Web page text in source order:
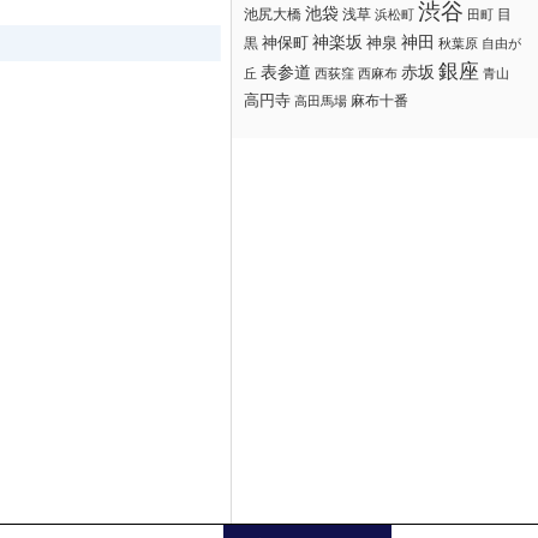
池尻大橋 池袋浅草 浜松町 渋谷 田町 目
黒神保町神楽坂 神泉 神田 秋葉原 自由が
丘 表参道 西荻窪 西麻布 赤坂 銀座 青山
高円寺 高田馬場 麻布十番